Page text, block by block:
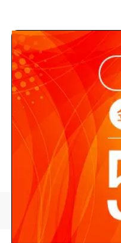
トップページ